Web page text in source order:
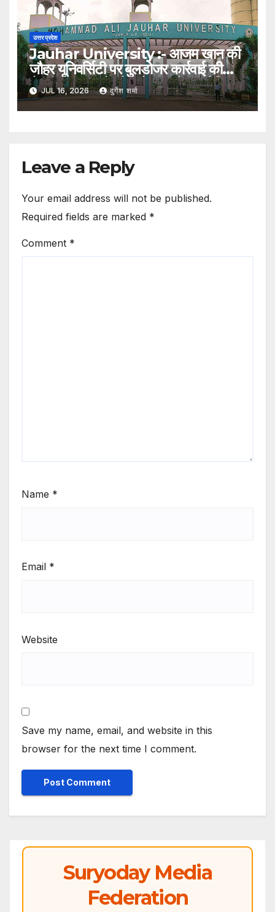
उत्तर प्रदेश
Jauhar University :- आजम खान की
जौहर यूनिवर्सिटी पर बुलडोजर कार्रवाई की
तैयारी, 38 भवनों को अवैध बताते हुए नोटिस
JUL 16, 2026 दुर्गेश शर्मा
Leave a Reply
Your email address will not be published.
Required fields are marked *
Comment *
Name *
Email *
Website
Save my name, email, and website in this
browser for the next time I comment.
Suryoday Media
Federation